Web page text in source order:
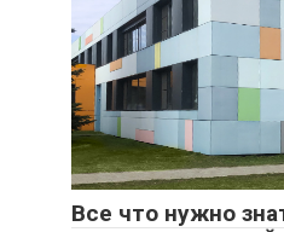
Все что нужно